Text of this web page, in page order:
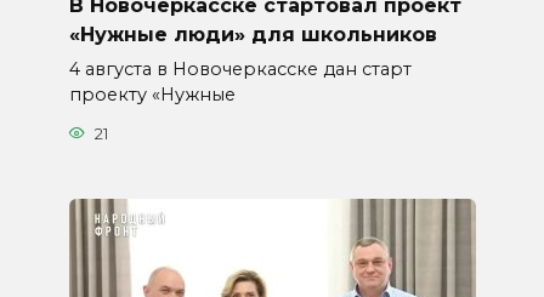
В Новочеркасске стартовал проект
«Нужные люди» для школьников
4 августа в Новочеркасске дан старт
проекту «Нужные
21